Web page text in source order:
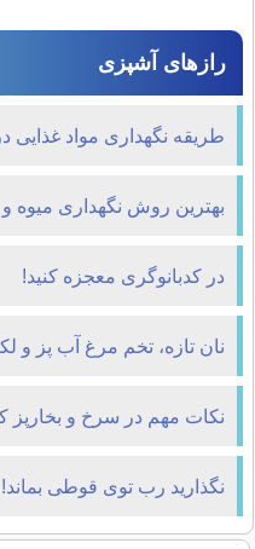
رازهای آشپزی
طریقه نگهداری مواد غذایی
بهترين روش نگهداری ميوه
در کدبانوگری معجزه کنید!
نان تازه، تخم مرغ آب پز و
نکات مهم در سرخ و بخارپز
نگذارید رب توی قوطی بماند!